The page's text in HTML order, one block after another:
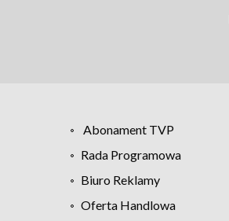
Abonament TVP
Rada Programowa
Biuro Reklamy
Oferta Handlowa